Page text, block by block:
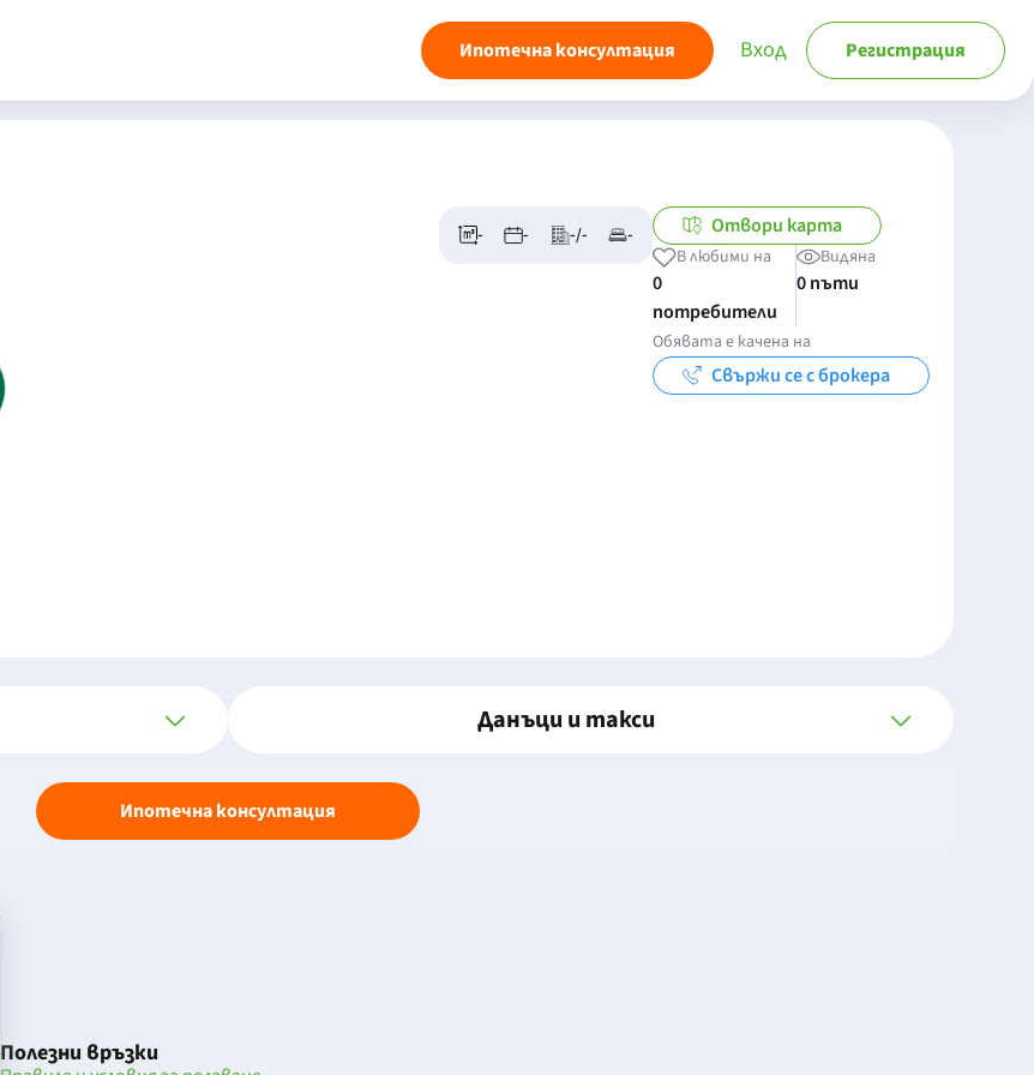
Ипотечна консултация Вход Регистрация
- - -/- - Отвори карта
В любими на
0
потребители
Видяна
0 пъти
Обявата е качена на
Свържи се с брокера
Данъци и такси
Ипотечна консултация
Полезни връзки